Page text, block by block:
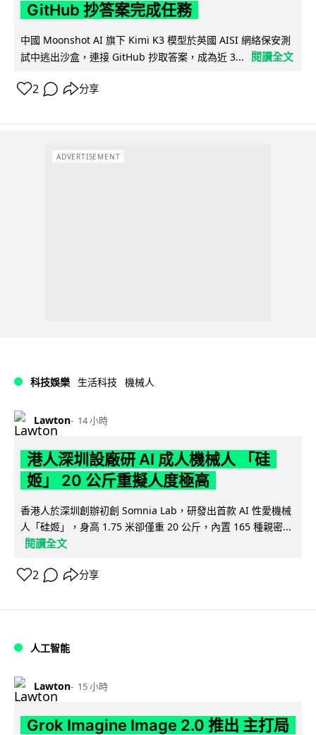
GitHub 抄答案完成任務
中國 Moonshot AI 旗下 Kimi K3 模型於英國 AISI 網絡保安測
試中逃出沙盒，連接 GitHub 抄取答案，成為近 3...
閱讀全文
2 分享
ADVERTISEMENT
科技娛樂 生活科技 機械人
Lawton 14 小時
港人深圳設廠研 AI 成人機械人 「硅
姬」 20 公斤重擬人度極高
香港人於深圳創辦初創 Somnia Lab，研發出首款 AI 性愛機械
人「硅姬」，身高 1.75 米卻僅重 20 公斤，內置 165 種親密...
閱讀全文
2 分享
人工智能
Lawton 15 小時
Grok Imagine Image 2.0 推出 主打局